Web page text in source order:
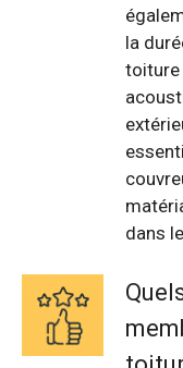
la
toiture
dans